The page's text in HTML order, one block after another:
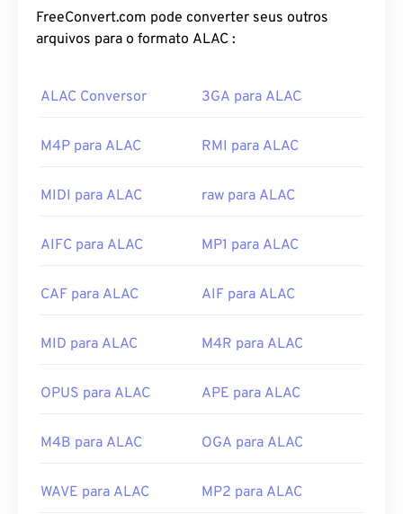
tamanho e, ao mesmo tempo, melhores em
qualidade do que os arquivosMP3
QuickTime eWindows Media Player . Para usuários
arquivos M4A. Para usuários do Windows, o
usuários também podem visualizar arquivos M4A
espaço.
Adobe Premiere Pro
Elmedia Player ,Winamp
Desenvolvido por:
IEC, Moving Pictures
Lançamento inicial:
2001
FreeConvert.com pode converter seus outros
arquivos para o formato ALAC :
ALAC Conversor 3GA para ALAC
M4P para ALAC RMI para ALAC
MIDI para ALAC raw para ALAC
AIFC para ALAC MP1 para ALAC
CAF para ALAC AIF para ALAC
MID para ALAC M4R para ALAC
OPUS para ALAC APE para ALAC
M4B para ALAC OGA para ALAC
WAVE para ALAC MP2 para ALAC